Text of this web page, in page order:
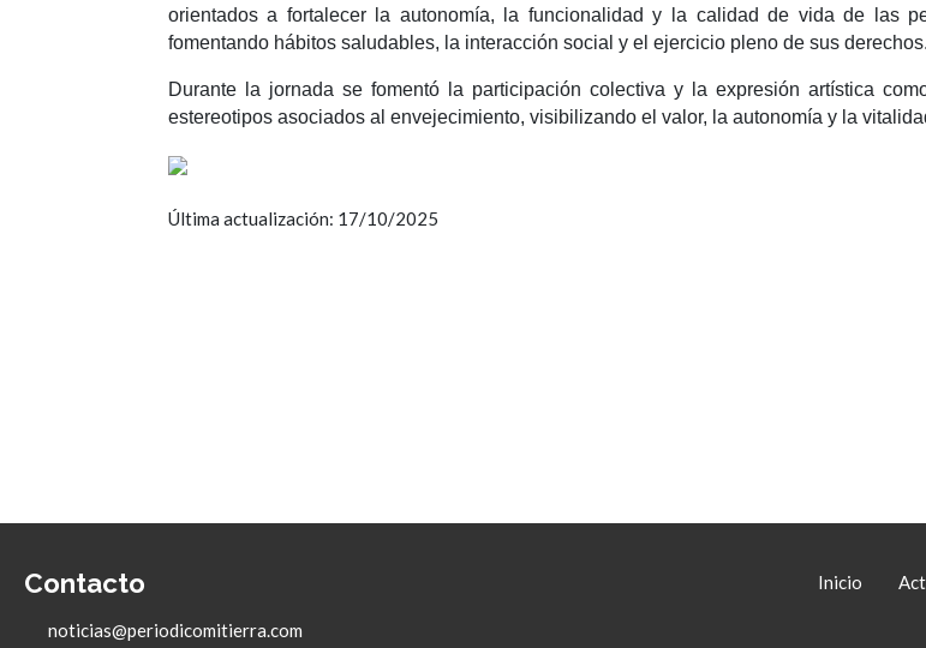
orientados a fortalecer la autonomía, la funcionalidad y la calidad de vida de las
fomentando hábitos saludables, la interacción social y el ejercicio pleno de sus derechos.
Durante la jornada se fomentó la participación colectiva y la expresión artística
estereotipos asociados al envejecimiento, visibilizando el valor, la autonomía y la
Última actualización: 17/10/2025
Contacto
noticias@periodicomitierra.com
Inicio